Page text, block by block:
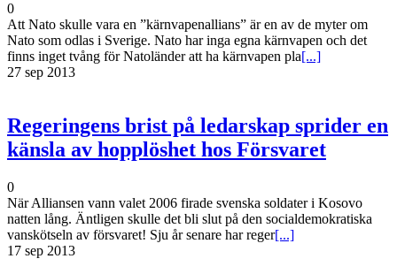
0
Att Nato skulle vara en ”kärnvapenallians” är en av de myter om
Nato som odlas i Sverige. Nato har inga egna kärnvapen och det
finns inget tvång för Natoländer att ha kärnvapen pla[...]
27 sep 2013
Regeringens brist på ledarskap sprider en
känsla av hopplöshet hos Försvaret
0
När Alliansen vann valet 2006 firade svenska soldater i Kosovo
natten lång. Äntligen skulle det bli slut på den socialdemokratiska
vanskötseln av försvaret! Sju år senare har reger[...]
17 sep 2013